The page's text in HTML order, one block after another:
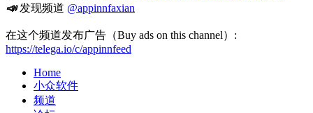
📣发现频道 @appinnfaxian
在这个频道发布广告（Buy ads on this channel）:
https://telega.io/c/appinnfeed
Home
小众软件
频道